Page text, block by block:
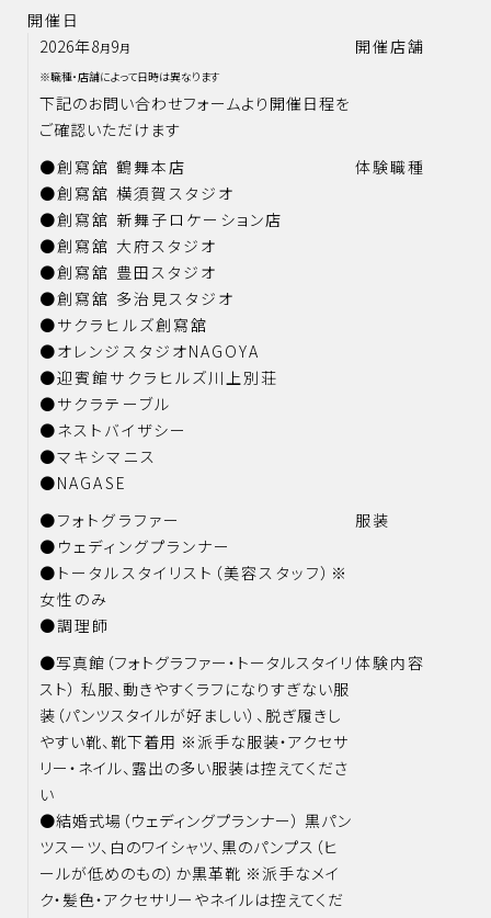
開催日
2026年8月9月
※職種・店舗によって日時は異なります
下記のお問い合わせフォームより開催日程を
ご確認いただけます
開催店舗
●創寫舘 鶴舞本店
●創寫舘 横須賀スタジオ
●創寫舘 新舞子ロケーション店
●創寫舘 大府スタジオ
●創寫舘 豊田スタジオ
●創寫舘 多治見スタジオ
●サクラヒルズ創寫舘
●オレンジスタジオNAGOYA
●迎賓館サクラヒルズ川上別荘
●サクラテーブル
●ネストバイザシー
●マキシマニス
●NAGASE
体験職種
●フォトグラファー
●ウェディングプランナー
●トータルスタイリスト（美容スタッフ）※
女性のみ
●調理師
服装
●写真館（フォトグラファー・トータルスタイリ
スト） 私服、動きやすくラフになりすぎない服
装（パンツスタイルが好ましい）、脱ぎ履きし
やすい靴、靴下着用 ※派手な服装・アクセサ
リー・ネイル、露出の多い服装は控えてくださ
い
●結婚式場（ウェディングプランナー） 黒パン
ツスーツ、白のワイシャツ、黒のパンプス（ヒ
ールが低めのもの）か黒革靴 ※派手なメイ
ク・髪色・アクセサリーやネイルは控えてくだ
体験内容